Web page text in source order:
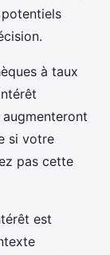
à taux
augmenteront
si votre
pas cette
est